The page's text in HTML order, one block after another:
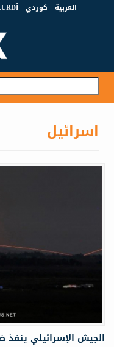
العربية كوردي
اسرائيل
الجيش الإسرائيلي ينفذ